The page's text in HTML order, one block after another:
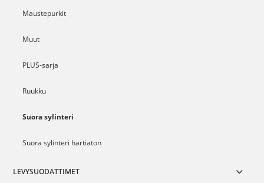
Maustepurkit
Muut
PLUS-sarja
Ruukku
Suora sylinteri
Suora sylinteri hartiaton
LEVYSUODATTIMET